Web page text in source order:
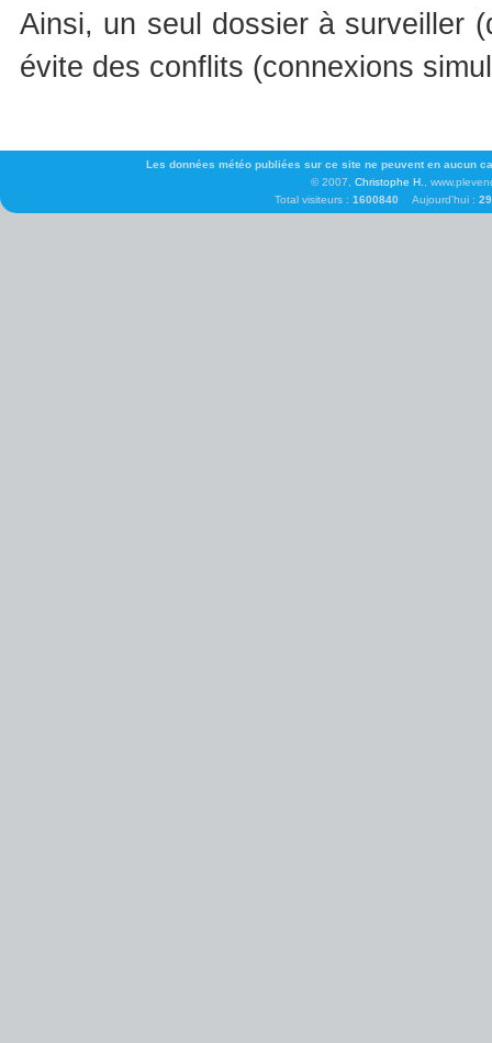
Ainsi, un seul dossier à surveiller
évite des conflits (connexions
Les données météo publiées sur ce site ne peuvent en aucun
© 2007,Christophe H.,
Total visiteurs :1600840 Aujourd'hui :